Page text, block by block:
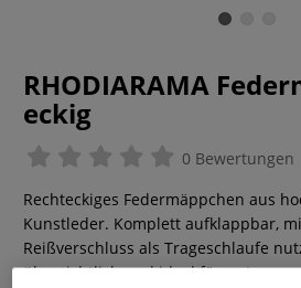
RHODIARAMA
eckig
0 Bewertungen
Rechteckiges Federmäppchen aus
Kunstleder. Komplett aufklappbar,
Reißverschluss als Trageschlaufe
übersichtlich und ideal für